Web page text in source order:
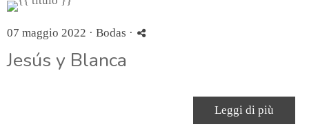
07 maggio 2022 · Bodas ·
Jesús y Blanca
Leggi di più